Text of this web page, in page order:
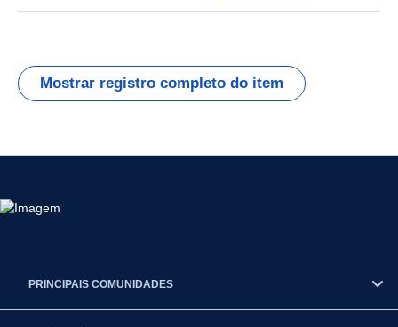
Mostrar registro completo do item
PRINCIPAIS COMUNIDADES